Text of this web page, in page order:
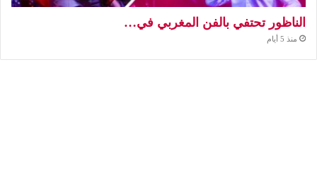
الناظور تحتفي بالفن المغربي في…
منذ 5 أيام